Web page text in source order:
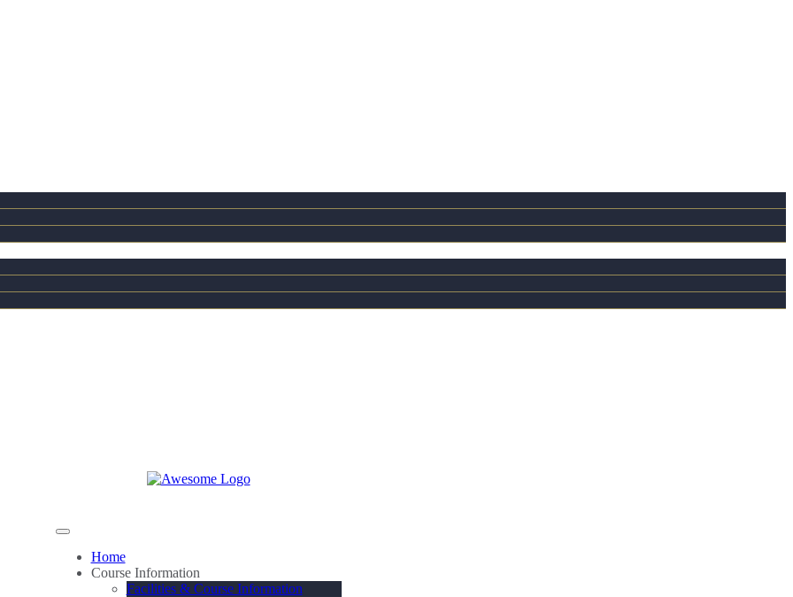
Home
Course Information
Facilities & Course Information